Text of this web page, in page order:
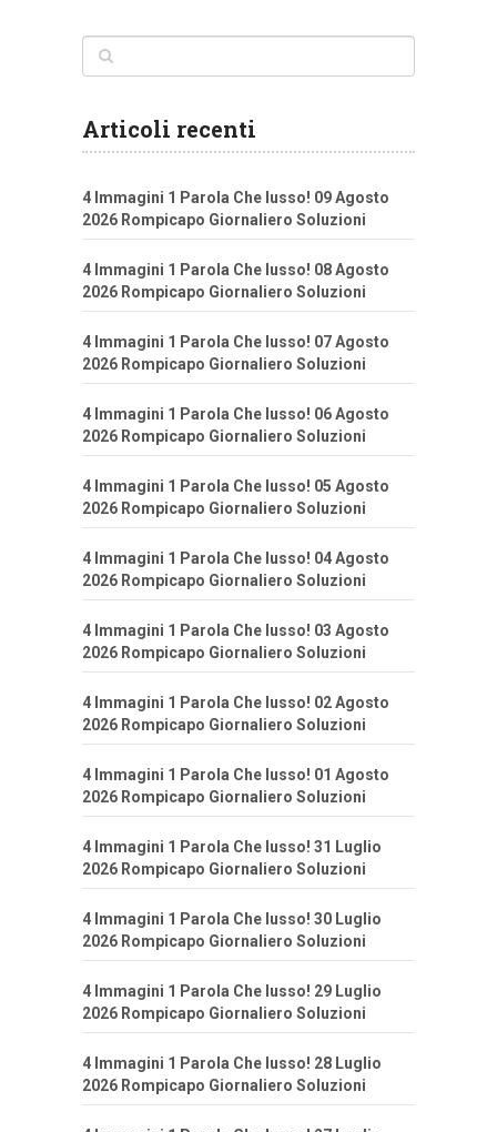
Articoli recenti
4 Immagini 1 Parola Che lusso! 09 Agosto
2026 Rompicapo Giornaliero Soluzioni
4 Immagini 1 Parola Che lusso! 08 Agosto
2026 Rompicapo Giornaliero Soluzioni
4 Immagini 1 Parola Che lusso! 07 Agosto
2026 Rompicapo Giornaliero Soluzioni
4 Immagini 1 Parola Che lusso! 06 Agosto
2026 Rompicapo Giornaliero Soluzioni
4 Immagini 1 Parola Che lusso! 05 Agosto
2026 Rompicapo Giornaliero Soluzioni
4 Immagini 1 Parola Che lusso! 04 Agosto
2026 Rompicapo Giornaliero Soluzioni
4 Immagini 1 Parola Che lusso! 03 Agosto
2026 Rompicapo Giornaliero Soluzioni
4 Immagini 1 Parola Che lusso! 02 Agosto
2026 Rompicapo Giornaliero Soluzioni
4 Immagini 1 Parola Che lusso! 01 Agosto
2026 Rompicapo Giornaliero Soluzioni
4 Immagini 1 Parola Che lusso! 31 Luglio
2026 Rompicapo Giornaliero Soluzioni
4 Immagini 1 Parola Che lusso! 30 Luglio
2026 Rompicapo Giornaliero Soluzioni
4 Immagini 1 Parola Che lusso! 29 Luglio
2026 Rompicapo Giornaliero Soluzioni
4 Immagini 1 Parola Che lusso! 28 Luglio
2026 Rompicapo Giornaliero Soluzioni